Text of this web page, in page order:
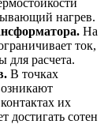
нагрев.
На
ток,
для расчета.
В точках
их
достигать сотен